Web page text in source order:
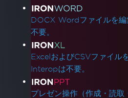
DOCX Wordファイルを
不要。
ExcelおよびCSVファイル
Interopは不要。
プレゼン操作（作成・読